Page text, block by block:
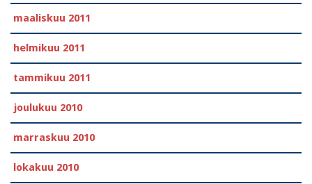
maaliskuu 2011
helmikuu 2011
tammikuu 2011
joulukuu 2010
marraskuu 2010
lokakuu 2010